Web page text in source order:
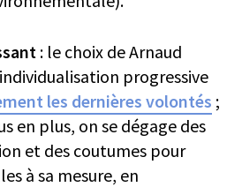
: le choix de Arnaud
progressive
les dernières volontés ;
en plus, on se dégage des
et des coutumes pour
à sa mesure, en